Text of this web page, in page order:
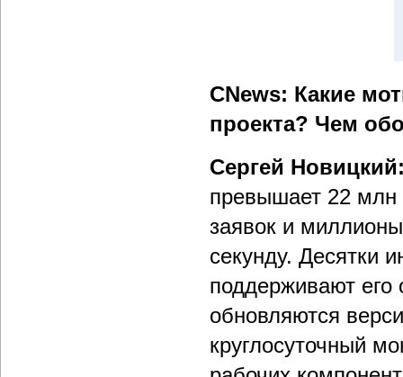
СNews: Какие
проекта? Чем
Сергей
превышает 22 млн
заявок и
секунду. Десятки
поддерживают его
обновляются
круглосуточный